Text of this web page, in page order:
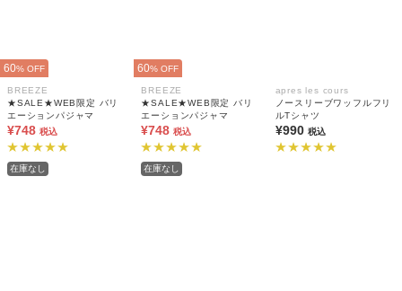
60% OFF
BREEZE
★SALE★WEB限定 バリ
エーションパジャマ
¥748 税込
在庫なし
60% OFF
BREEZE
★SALE★WEB限定 バリ
エーションパジャマ
¥748 税込
在庫なし
apres les cours
ノースリーブワッフルフリ
ルTシャツ
¥990 税込